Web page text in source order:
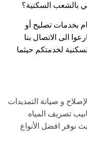
بالشعب السكنية؟
بخدمات تصليح أو
الى الاتصال بنا
لخدمتكم حيثما
و صيانة التمديدات
تصريف المياه.
نوفر افضل الأنواع